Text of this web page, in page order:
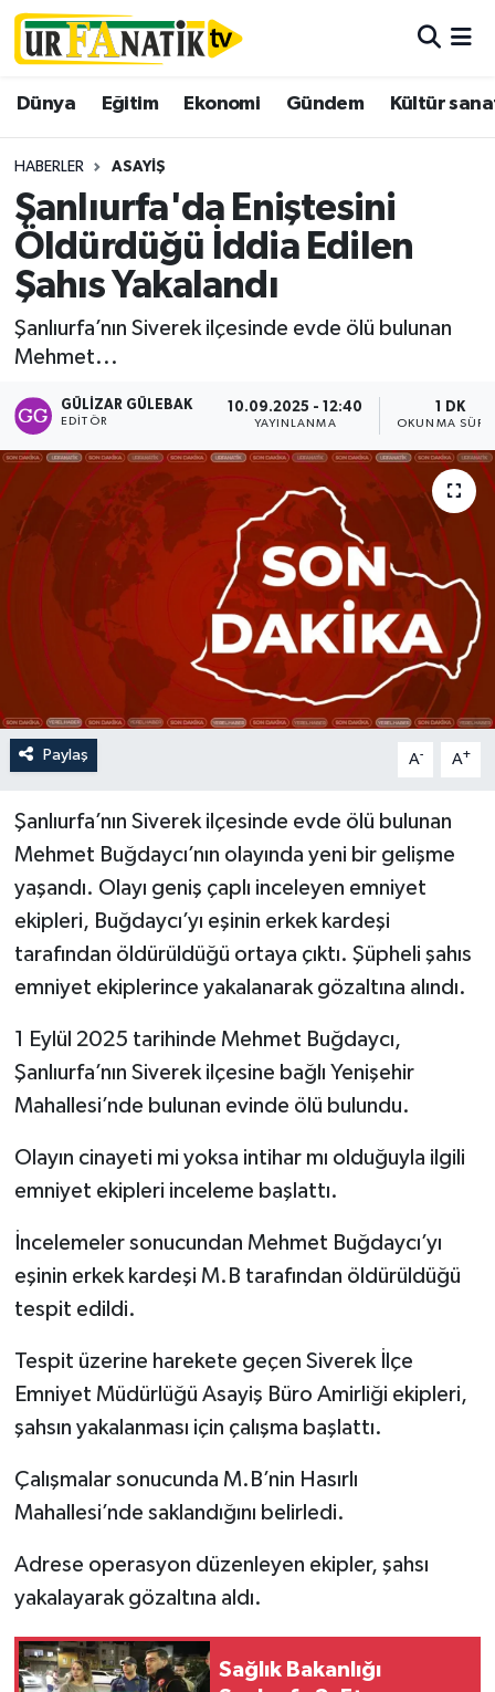
Dünya Eğitim Ekonomi Gündem Kültür
HABERLER ASAYIŞ
Şanlıurfa'da Eniştesini
Öldürdüğü İddia Edilen
Şahıs Yakalandı
Şanlıurfa’nın Siverek ilçesinde evde ölü bulunan
Mehmet...
GÜLIZAR GÜLEBAK
EDITÖR
10.09.2025 - 12:40
YAYINLANMA
1 DK
OKUNMA
Paylaş A- A+
Şanlıurfa’nın Siverek ilçesinde evde ölü bulunan
Mehmet Buğdaycı’nın olayında yeni bir gelişme
yaşandı. Olayı geniş çaplı inceleyen emniyet
ekipleri, Buğdaycı’yı eşinin erkek kardeşi
tarafından öldürüldüğü ortaya çıktı. Şüpheli şahıs
emniyet ekiplerince yakalanarak gözaltına alındı.
1 Eylül 2025 tarihinde Mehmet Buğdaycı,
Şanlıurfa’nın Siverek ilçesine bağlı Yenişehir
Mahallesi’nde bulunan evinde ölü bulundu.
Olayın cinayeti mi yoksa intihar mı olduğuyla ilgili
emniyet ekipleri inceleme başlattı.
İncelemeler sonucundan Mehmet Buğdaycı’yı
eşinin erkek kardeşi M.B tarafından öldürüldüğü
tespit edildi.
Tespit üzerine harekete geçen Siverek İlçe
Emniyet Müdürlüğü Asayiş Büro Amirliği ekipleri,
şahsın yakalanması için çalışma başlattı.
Çalışmalar sonucunda M.B’nin Hasırlı
Mahallesi’nde saklandığını belirledi.
Adrese operasyon düzenleyen ekipler, şahsı
yakalayarak gözaltına aldı.
Sağlık Bakanlığı
Trafik Durumu
Süper Lig Puan Durumu ve Fikstür
Tüm Manşetler
Haber Arşivi